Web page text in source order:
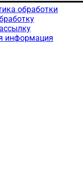
обработки
информация